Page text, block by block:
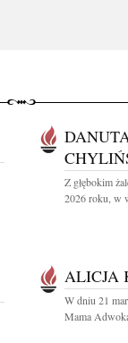
Z głębokim
2026 roku, w
ALICJA
W dniu 21
Mama